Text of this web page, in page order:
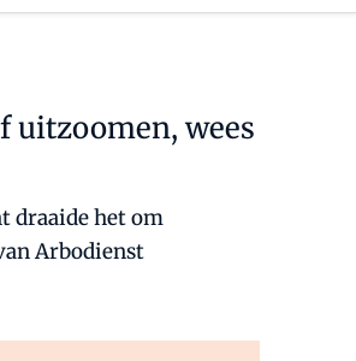
uitzoomen, wees
draaide het om
Arbodienst